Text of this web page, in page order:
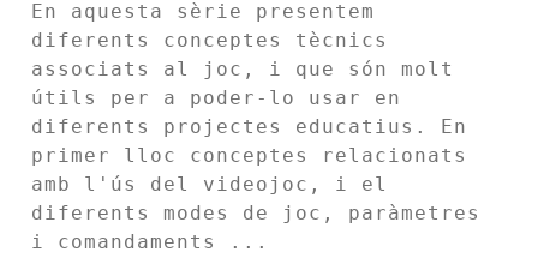
En aquesta sèrie presentem
diferents conceptes tècnics
associats al joc, i que són molt
útils per a poder-lo usar en
diferents projectes educatius. En
primer lloc conceptes relacionats
amb l'ús del videojoc, i el
diferents modes de joc, paràmetres
i comandaments ...